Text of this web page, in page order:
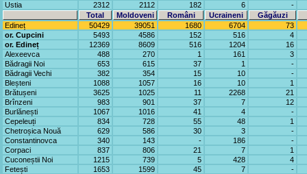
Ustia
2312 2112 182 6
-
Total
Moldoveni Români Ucraineni
Găgăuzi
Edineț
50429 39051 1680 6704
73
or. Cupcini
5493 4586 152 516
4
or. Edineț
12369 8609 516 1204
16
Alexeevca
488 270 1 161
3
Bădragii Noi
653 615 37 1
-
Bădragii Vechi
382 354 15 10
-
Bleșteni
1088 1057 16 10
1
Brătușeni
3625 1025 11 2268
21
Brînzeni
983 901 37 7
12
Burlănești
1067 1016 41 4
-
Cepeleuți
834 728 55 48
1
Chetroșica Nouă
629 586 30 3
-
Constantinovca
340 143 - 186
-
Corpaci
837 806 21 7
1
Cuconeștii Noi
1215 739 5 428
4
Fetești
1653 1599 45 7
-